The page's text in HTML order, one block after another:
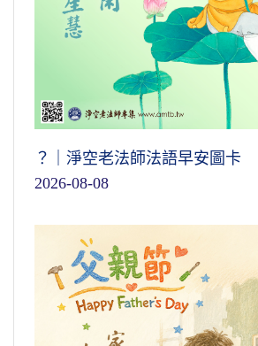
？｜淨空老法師法語早安圖卡
2026-08-08